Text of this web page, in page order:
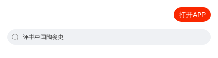
打开APP
评书中国陶瓷史